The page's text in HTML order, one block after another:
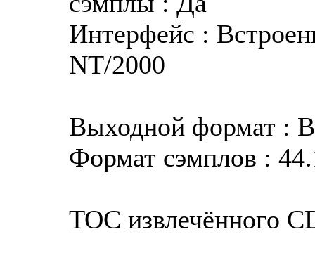
Интерфейс :
NT/2000
Выходной формат :
Формат сэмплов :
TOC извлечённого